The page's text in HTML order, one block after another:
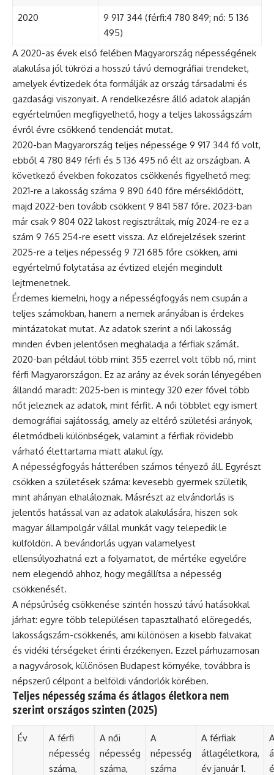
2020
9 917 344 (férfi:4 780 849; nő: 5 136
495)
A 2020-as évek első felében Magyarország népességének
alakulása jól tükrözi a hosszú távú demográfiai trendeket,
amelyek évtizedek óta formálják az ország társadalmi és
gazdasági viszonyait. A rendelkezésre álló adatok alapján
egyértelműen megfigyelhető, hogy a teljes lakosságszám
évről évre csökkenő tendenciát mutat.
2020-ban Magyarország teljes népessége 9 917 344 fő volt,
ebből 4 780 849 férfi és 5 136 495 nő élt az országban. A
következő években fokozatos csökkenés figyelhető meg:
2021-re a lakosság száma 9 890 640 főre mérséklődött,
majd 2022-ben tovább csökkent 9 841 587 főre. 2023-ban
már csak 9 804 022 lakost regisztráltak, míg 2024-re ez a
szám 9 765 254-re esett vissza. Az előrejelzések szerint
2025-re a teljes népesség 9 721 685 főre csökken, ami
egyértelmű folytatása az évtized elején megindult
lejtmenetnek.
Érdemes kiemelni, hogy a népességfogyás nem csupán a
teljes számokban, hanem a nemek arányában is érdekes
mintázatokat mutat. Az adatok szerint a női lakosság
minden évben jelentősen meghaladja a férfiak számát.
2020-ban például több mint 355 ezerrel volt több nő, mint
férfi Magyarországon. Ez az arány az évek során lényegében
állandó maradt: 2025-ben is mintegy 320 ezer fővel több
nőt jeleznek az adatok, mint férfit. A női többlet egy ismert
demográfiai sajátosság, amely az eltérő születési arányok,
életmódbeli különbségek, valamint a férfiak rövidebb
várható élettartama miatt alakul így.
A népességfogyás hátterében számos tényező áll. Egyrészt
csökken a születések száma: kevesebb gyermek születik,
mint ahányan elhaláloznak. Másrészt az elvándorlás is
jelentős hatással van az adatok alakulására, hiszen sok
magyar állampolgár vállal munkát vagy telepedik le
külföldön. A bevándorlás ugyan valamelyest
ellensúlyozhatná ezt a folyamatot, de mértéke egyelőre
nem elegendő ahhoz, hogy megállítsa a népesség
csökkenését.
A népsűrűség csökkenése szintén hosszú távú hatásokkal
járhat: egyre több településen tapasztalható elöregedés,
lakosságszám-csökkenés, ami különösen a kisebb falvakat
és vidéki térségeket érinti érzékenyen. Ezzel párhuzamosan
a nagyvárosok, különösen Budapest környéke, továbbra is
népszerű célpont a belföldi vándorlók körében.
Teljes népesség száma és átlagos életkora nem
szerint országos szinten (2025)
Év
A férfi
népesség
száma,
A női
népesség
száma,
A
népesség
száma
A férfiak
átlagéletkora,
év január 1.